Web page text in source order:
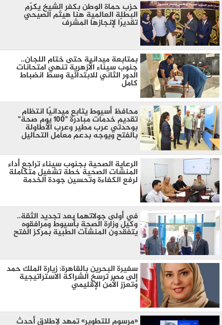
حزب حماة الوطن بكفر الشيخ يكرّم
البطلة العالمية هنا هيثم الصيحي
تقديرًا لإنجازها المشرف
بمتابعة ميدانية حتى ختام اللجان..
جنوب سيناء الأزهرية تنهي امتحانات
الدور الثاني للابتدائية وسط انضباط
كامل
محافظ أسيوط يتابع ميدانيًا انتظام
تقديم خدمات مبادرة "100 يوم صحة"
بوحدتي عرب مطير وعرب الأطاولة
بالفتح ويوجه بدعم معامل التحاليل
الرعاية الصحية بجنوب سيناء تراجع أداء
المنشات الصحية خطة تشغيل متكاملة
لرفع الكفاءة وتحسين جودة الخدمة
في أولى جولاتهما بعد تجديد الثقة..
وكيل وزارة الصحة بأسيوط ومرافقوه
يتفقدون المنشآت الطبية بمركز الفتح
سفيرة البحرين بالقاهرة: زيارة الملك حمد
إلى مصر ترسخ الشراكة الاستراتيجية
وتعزز الأمن الإقليمي
«مرسوم للتطوير» تمهد لإطلاق أحدث